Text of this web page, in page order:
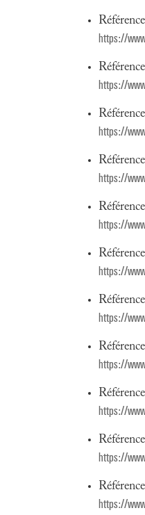
https://
https://
https://
https://
https://
https://
https://
https://
https://
https://
https://